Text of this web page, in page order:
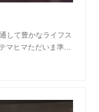
して豊かなライフス
マヒマただいま準…